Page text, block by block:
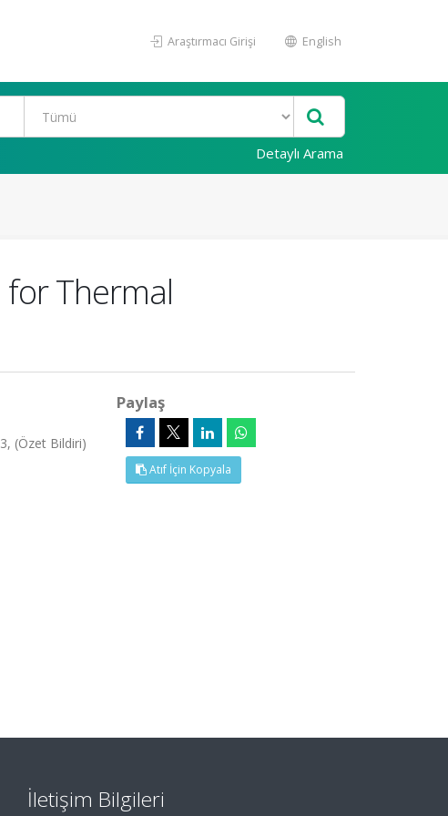
Araştırmacı Girişi English
Detaylı Arama
for Thermal
(Özet Bildiri)
Paylaş
Atıf İçin Kopyala
İletişim Bilgileri